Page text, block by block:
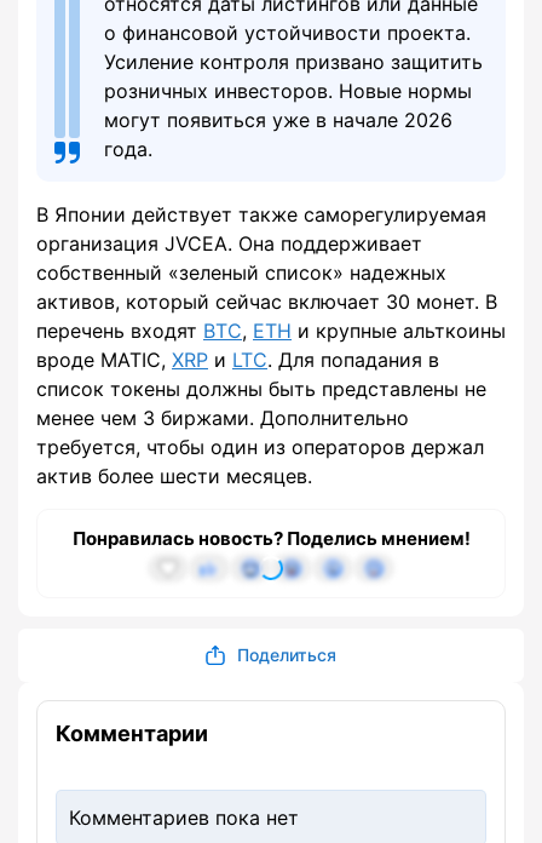
о финансовой устойчивости проекта.
Усиление контроля призвано защитить
розничных инвесторов. Новые нормы
могут появиться уже в начале 2026
года.
В Японии действует также саморегулируемая
организация JVCEA. Она поддерживает
собственный «зеленый список» надежных
активов, который сейчас включает 30 монет. В
перечень входят BTC, ETH и крупные альткоины
вроде MATIC, XRP и LTC. Для попадания в
список токены должны быть представлены не
менее чем 3 биржами. Дополнительно
требуется, чтобы один из операторов держал
актив более шести месяцев.
Понравилась новость? Поделись мнением!
Поделиться
Комментарии
Комментариев пока нет